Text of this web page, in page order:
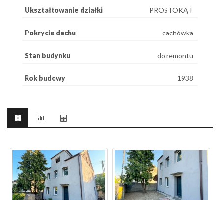
Ukształtowanie działki PROSTOKĄT
Pokrycie dachu dachówka
Stan budynku do remontu
Rok budowy 1938